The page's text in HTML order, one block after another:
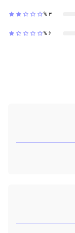
3
%
6
%